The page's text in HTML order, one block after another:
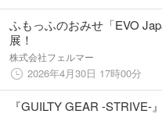
ふもっふのおみせ「EVO
展！
株式会社フェルマー
2026年4月30日 17時00分
『GUILTY GEAR -STRIVE-